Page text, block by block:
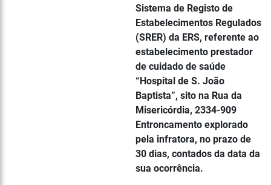
Sistema de Registo de
Estabelecimentos Regulados
(SRER) da ERS, referente ao
estabelecimento prestador
de cuidado de saúde
“Hospital de S. João
Baptista”, sito na Rua da
Misericórdia, 2334-909
Entroncamento explorado
pela infratora, no prazo de
30 dias, contados da data da
sua ocorrência.